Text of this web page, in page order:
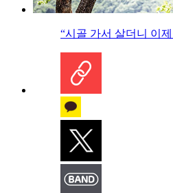
“시골 가서 살더니 이